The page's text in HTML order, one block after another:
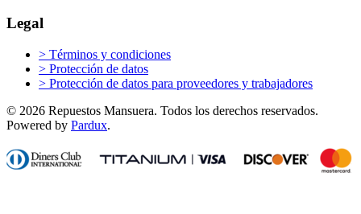
Legal
> Términos y condiciones
> Protección de datos
> Protección de datos para proveedores y trabajadores
© 2026 Repuestos Mansuera. Todos los derechos reservados.
Powered by Pardux.